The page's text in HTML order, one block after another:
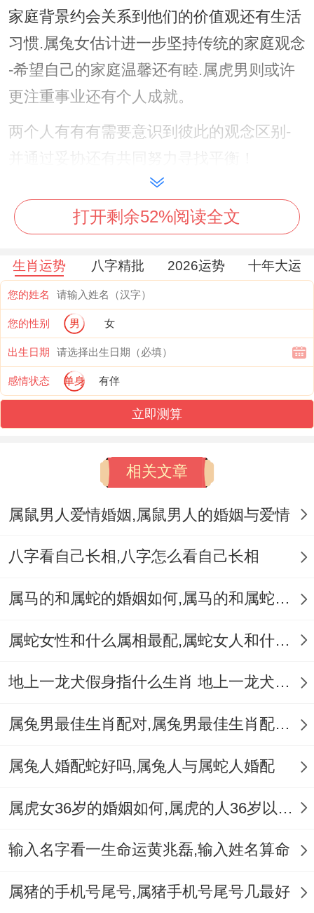
家庭背景约会关系到他们的价值观还有生活
习惯.属兔女估计进一步坚持传统的家庭观念
-希望自己的家庭温馨还有睦.属虎男则或许
更注重事业还有个人成就。
两个人有有有需要意识到彼此的观念区别-
两个人的家庭背景还估计会关系到他们在婚
姻中的责任分担还有角色分配.两个人有要充
还有睦还有生活有序！
职业生涯；职业生涯是两个人相互支持还有
理解的另一个重要在领域 .属兔女还有属虎
男的职业生涯估计会关系到他们的家庭生活
还有相互关系.
属兔女多数时候还算稳健;会选择算的上稳定
险。着让两个人在职业生涯在领域 左右是现
实较大的区别。
找职业生涯还有家庭生活之间的平衡点。属
虎男有要理解属兔女的家庭需求。而属兔女
进...
有理解是很重要的因素。属兔女还有属虎男
直通表达自己的看法还有意见.而属兔女则大
打开剩余52%阅读全文
生肖运势 八字精批 2026运势 十年大运
您的姓名
您的性别 男 女
出生日期
感情状态 单身 有伴
立即测算
相关文章
属鼠男人爱情婚姻,属鼠男人的婚姻与爱情
八字看自己长相,八字怎么看自己长相
属马的和属蛇的婚姻如何,属马的和属蛇的婚姻能在一起吗
属蛇女性和什么属相最配,属蛇女人和什么属相最配
地上一龙犬假身指什么生肖 地上一龙犬假身十二生肖指哪肖
属兔男最佳生肖配对,属兔男最佳生肖配对表
属兔人婚配蛇好吗,属兔人与属蛇人婚配
属虎女36岁的婚姻如何,属虎的人36岁以后会好吗
输入名字看一生命运黄兆磊,输入姓名算命
属猪的手机号尾号,属猪手机号尾号几最好